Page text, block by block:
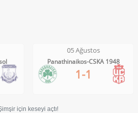
06 Ağustos
Boca Juniors-Estudiantes
1-0
için keseyi açtı!